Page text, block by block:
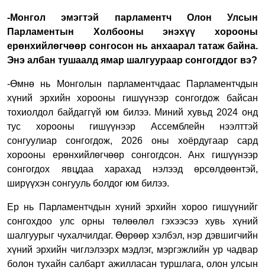
-Монгол эмэгтэй парламентч Олон Улсын
Парламентын Холбооны энэхүү хорооны
ерөнхийлөгчөөр сонгосон нь анхаарал татаж байна.
Энэ албан тушаалд ямар шалгуураар сонгогддог вэ?
-Өмнө нь Монголын парламентчдаас Парламентчдын
хүний эрхийн хорооны гишүүнээр сонгогдож байсан
тохиолдол байдаггүй юм билээ. Миний хувьд 2024 онд
тус хорооны гишүүнээр Ассемблейн нээлттэй
сонгуулиар сонгогдож, 2026 оны хоёрдугаар сард
хорооны ерөнхийлөгчөөр сонгогдсон. Анх гишүүнээр
сонгогдох явцдаа харахад нэлээд өрсөлдөөнтэй,
ширүүхэн сонгууль болдог юм билээ.
Ер нь Парламентчдын хүний эрхийн хороо гишүүнийг
сонгохдоо улс орны төлөөлөл гэхээсээ хувь хүний
шалгуурыг чухалчилдаг. Өөрөөр хэлбэл, нэр дэвшигчийн
хүний эрхийн чиглэлээрх мэдлэг, мэргэжлийн ур чадвар
болон тухайн салбарт ажилласан туршлага, олон улсын